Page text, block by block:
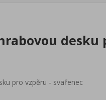
desku
pro vzpěru - svařenec